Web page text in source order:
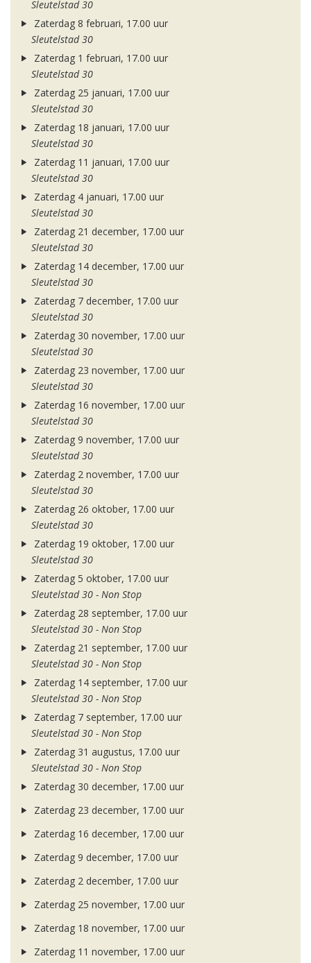
Sleutelstad 30
Zaterdag 8 februari, 17.00 uur
Sleutelstad 30
Zaterdag 1 februari, 17.00 uur
Sleutelstad 30
Zaterdag 25 januari, 17.00 uur
Sleutelstad 30
Zaterdag 18 januari, 17.00 uur
Sleutelstad 30
Zaterdag 11 januari, 17.00 uur
Sleutelstad 30
Zaterdag 4 januari, 17.00 uur
Sleutelstad 30
Zaterdag 21 december, 17.00 uur
Sleutelstad 30
Zaterdag 14 december, 17.00 uur
Sleutelstad 30
Zaterdag 7 december, 17.00 uur
Sleutelstad 30
Zaterdag 30 november, 17.00 uur
Sleutelstad 30
Zaterdag 23 november, 17.00 uur
Sleutelstad 30
Zaterdag 16 november, 17.00 uur
Sleutelstad 30
Zaterdag 9 november, 17.00 uur
Sleutelstad 30
Zaterdag 2 november, 17.00 uur
Sleutelstad 30
Zaterdag 26 oktober, 17.00 uur
Sleutelstad 30
Zaterdag 19 oktober, 17.00 uur
Sleutelstad 30
Zaterdag 5 oktober, 17.00 uur
Sleutelstad 30 - Non Stop
Zaterdag 28 september, 17.00 uur
Sleutelstad 30 - Non Stop
Zaterdag 21 september, 17.00 uur
Sleutelstad 30 - Non Stop
Zaterdag 14 september, 17.00 uur
Sleutelstad 30 - Non Stop
Zaterdag 7 september, 17.00 uur
Sleutelstad 30 - Non Stop
Zaterdag 31 augustus, 17.00 uur
Sleutelstad 30 - Non Stop
Zaterdag 30 december, 17.00 uur
Zaterdag 23 december, 17.00 uur
Zaterdag 16 december, 17.00 uur
Zaterdag 9 december, 17.00 uur
Zaterdag 2 december, 17.00 uur
Zaterdag 25 november, 17.00 uur
Zaterdag 18 november, 17.00 uur
Zaterdag 11 november, 17.00 uur